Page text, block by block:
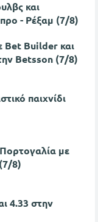
και
- Ρέξαμ (7/8)
Bet Builder και
Betsson (7/8)
παιχνίδι
με
8)
4.33 στην